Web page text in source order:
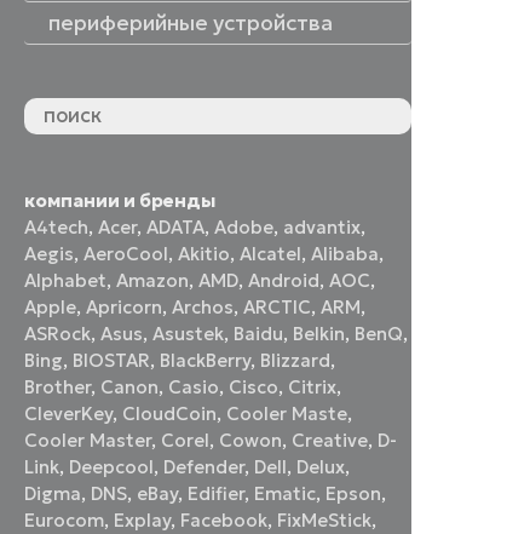
периферийные устройства
компании и бренды
A4tech,Acer,ADATA,Adobe, advantix,
Aegis,AeroCool,Akitio,Alcatel,Alibaba,
Alphabet,Amazon,AMD,Android,AOC,
Apple,Apricorn,Archos,ARCTIC,ARM,
ASRock,Asus,Asustek, Baidu, Belkin, BenQ,
Bing, BIOSTAR, BlackBerry, Blizzard,
Brother, Canon, Casio, Cisco, Citrix,
CleverKey, CloudCoin, Cooler Maste,
Cooler Master, Corel, Cowon, Creative, D-
Link, Deepcool, Defender, Dell, Delux,
Digma, DNS, eBay, Edifier, Ematic, Epson,
Eurocom, Explay, Facebook, FixMeStick,